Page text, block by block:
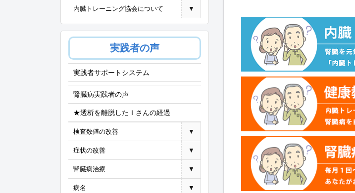
内臓トレーニング協会について ▼
実践者の声
実践者サポートシステム
腎臓病実践者の声
★透析を離脱したＩさんの経過
検査数値の改善 ▼
症状の改善 ▼
腎臓病治療 ▼
病名 ▼